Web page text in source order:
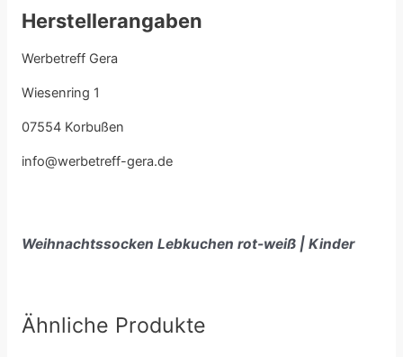
Herstellerangaben
Werbetreff Gera
Wiesenring 1
07554 Korbußen
info@werbetreff-gera.de
Weihnachtssocken Lebkuchen rot-weiß | Kinder
Ähnliche Produkte